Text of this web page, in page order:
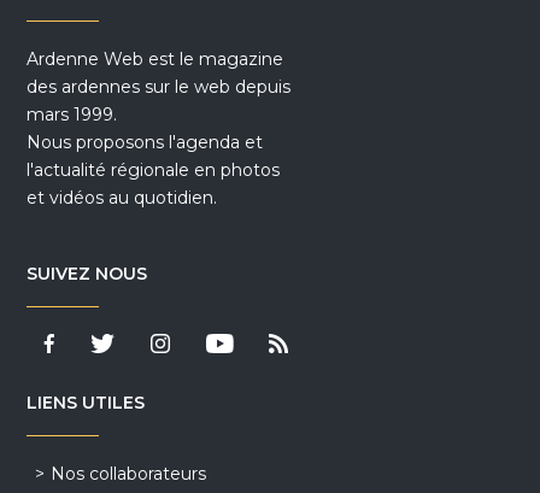
Ardenne Web est le magazine
des ardennes sur le web depuis
mars 1999.
Nous proposons l'agenda et
l'actualité régionale en photos
et vidéos au quotidien.
SUIVEZ NOUS
LIENS UTILES
Nos collaborateurs